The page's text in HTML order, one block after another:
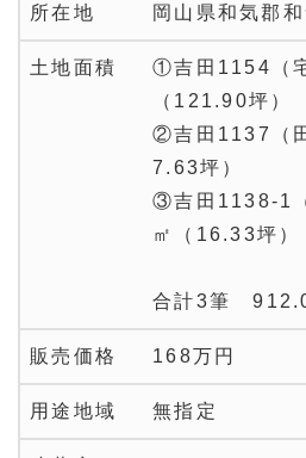
所在地 岡山県和気郡
土地面積
①吉田1154（
（121.90坪）
②吉田1137（
7.63坪）
③吉田1138‐1
㎡（16.33坪）
合計3筆
販売価格 168万円
用途地域 無指定